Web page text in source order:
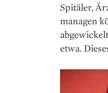
Spitäler,
managen
etwa.